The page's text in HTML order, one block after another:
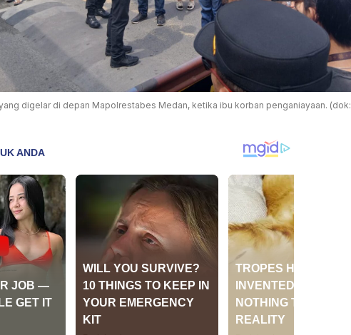
digelar di depan Mapolrestabes Medan, ketika ibu korban penganiayaan. (dok: